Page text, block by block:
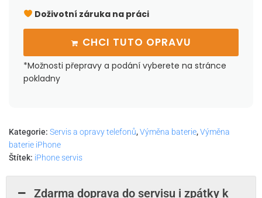
Doživotní záruka na práci
CHCI TUTO OPRAVU
*Možnosti přepravy a podání vyberete na stránce
pokladny
Kategorie: Servis a opravy telefonů,Výměna baterie,Výměna
baterie iPhone
Štítek: iPhone servis
Zdarma doprava do servisu i zpátky k